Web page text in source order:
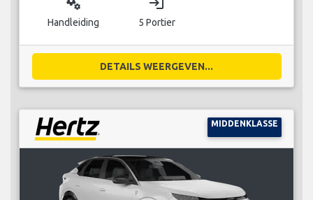
Handleiding 5 Portier
DETAILS WEERGEVEN...
MIDDENKLASSE